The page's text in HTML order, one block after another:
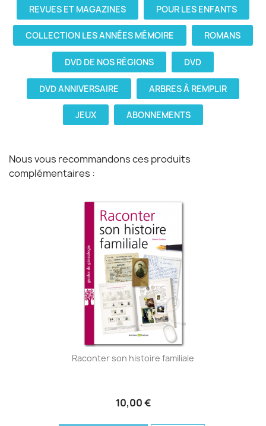
REVUES ET MAGAZINES POUR LES ENFANTS
COLLECTION LES ANNÉES MÉMOIRE ROMANS
DVD DE NOS RÉGIONS DVD
DVD ANNIVERSAIRE ARBRES À REMPLIR
JEUX ABONNEMENTS
Nous vous recommandons ces produits
complémentaires :
Raconter son histoire familiale
10,00 €